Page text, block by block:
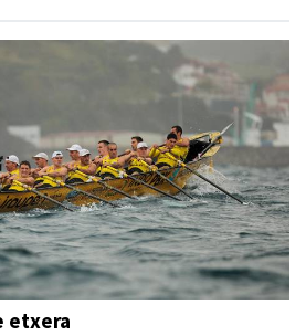
etxera